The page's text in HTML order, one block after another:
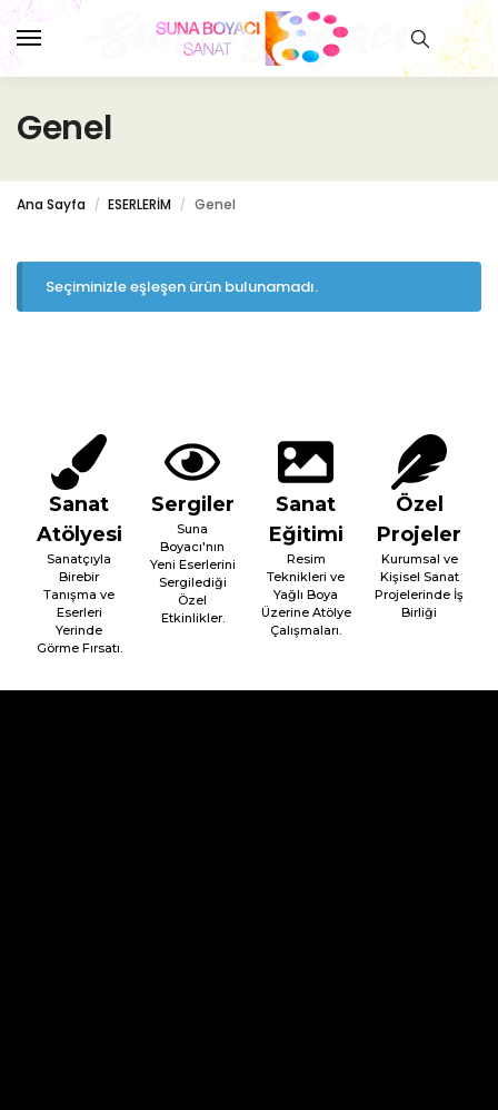
Genel
Ana Sayfa / ESERLERİM / Genel
Seçiminizle eşleşen ürün bulunamadı.
Sanat
Atölyesi
Sanatçıyla
Birebir
Tanışma ve
Eserleri
Yerinde
Görme Fırsatı.
Sergiler
Suna
Boyacı'nın
Yeni Eserlerini
Sergilediği
Özel
Etkinlikler.
Sanat
Eğitimi
Resim
Teknikleri ve
Yağlı Boya
Üzerine Atölye
Çalışmaları.
Özel
Projeler
Kurumsal ve
Kişisel Sanat
Projelerinde İş
Birliği